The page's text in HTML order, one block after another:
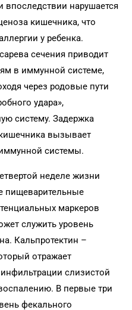
нарушается
кишечника, что
у ребенка.
сечения приводит
в иммунной системе,
через родовые пути
удара»,
систему. Задержка
вызывает
системы.
неделе жизни
пищеварительные
маркеров
служить уровень
Кальпротектин –
отражает
слизистой
В первые три
фекального